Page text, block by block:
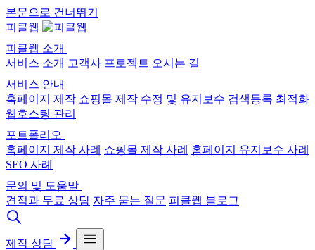
본문으로 건너뛰기
피클웹
피클웹 소개
서비스 소개 고객사 프로젝트 오시는 길
서비스 안내
홈페이지 제작 쇼핑몰 제작 수정 및 유지보수 검색등록 최적화
웹호스팅 관리
포트폴리오
홈페이지 제작 사례 쇼핑몰 제작 사례 홈페이지 유지보수 사례
SEO 사례
문의 및 도움말
견적과 무료 상담 자주 묻는 질문 피클웹 블로그
제작 상담